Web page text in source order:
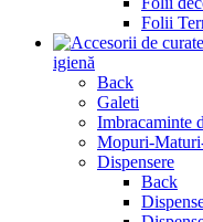
Folii
igienă
Back
Galeti
Imbracaminte
Mopuri-
Dispensere
Back